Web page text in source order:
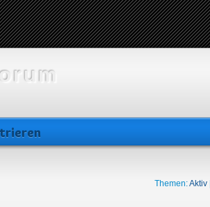
Themen:Aktiv